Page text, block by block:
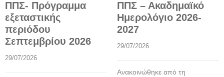
ΠΠΣ- Πρόγραμμα
εξεταστικής
περιόδου
Σεπτεμβρίου 2026
29/07/2026
ΠΠΣ – Ακαδημαϊκό
Ημερολόγιο 2026-
2027
29/07/2026
Ανακοινώθηκε από τη